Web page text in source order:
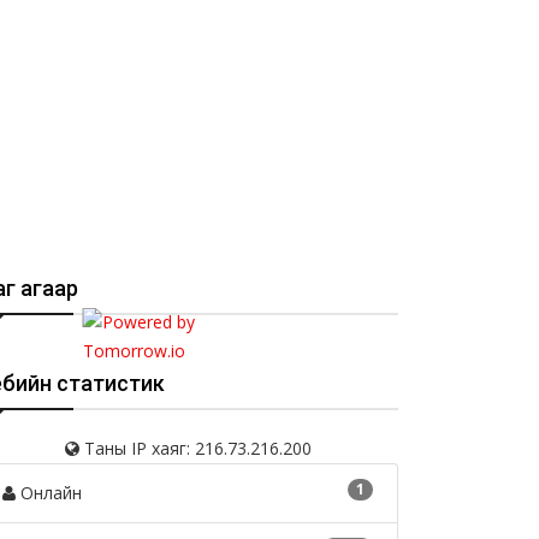
агаар
статистик
Таны IP хаяг: 216.73.216.200
1
Онлайн